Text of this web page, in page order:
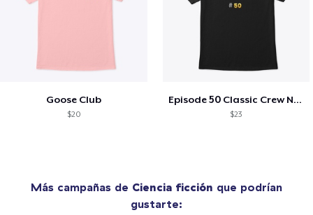
Goose Club
$20
Episode 50 Classic Crew Neck T-Shirt
$23
Más campañas de Ciencia ficción que podrían
gustarte: